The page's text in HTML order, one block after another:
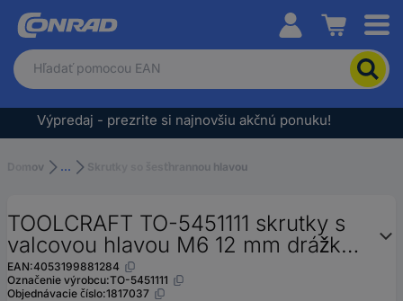
Conrad
Pre
vyhľadanie
zadajte
kľúčové
objednávacie
alebo
číslo
výrobcu
Výpredaj - prezrite si najnovšiu akčnú ponuku!
Domov ... Skrutky so šesťhrannou hlavou
TOOLCRAFT TO-5451111 skrutky s
valcovou hlavou M6 12 mm drážka
polyamid 200 ks
EAN:4053199881284
Označenie výrobcu:TO-5451111
Objednávacie číslo:1817037